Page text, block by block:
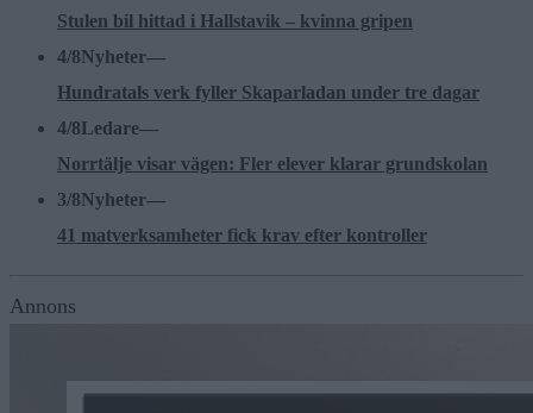
Stulen bil hittad i Hallstavik – kvinna gripen
4/8Nyheter—
Hundratals verk fyller Skaparladan under tre dagar
4/8Ledare—
Norrtälje visar vägen: Fler elever klarar grundskolan
3/8Nyheter—
41 matverksamheter fick krav efter kontroller
Annons